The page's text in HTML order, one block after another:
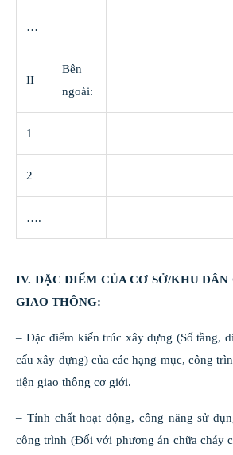
…
II
Bên
ngoài:
1
2
….
IV. ĐẶC ĐIỂM CỦA CƠ SỞ/KHU DÂN
GIAO THÔNG:
– Đặc điểm kiến trúc xây dựng (Số tầng,
cấu xây dựng) của các hạng mục, công
tiện giao thông cơ giới.
– Tính chất hoạt động, công năng sử
công trình (Đối với phương án chữa cháy